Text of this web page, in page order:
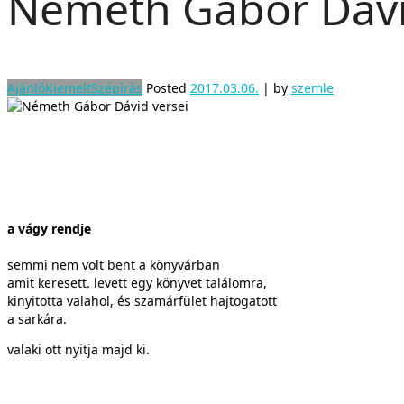
AjánlóKiemeltSzépírás Posted 2017.03.06. | by szemle
a vágy rendje
semmi nem volt bent a könyvárban
amit keresett. levett egy könyvet találomra,
kinyitotta valahol, és szamárfület hajtogatott
a sarkára.
valaki ott nyitja majd ki.